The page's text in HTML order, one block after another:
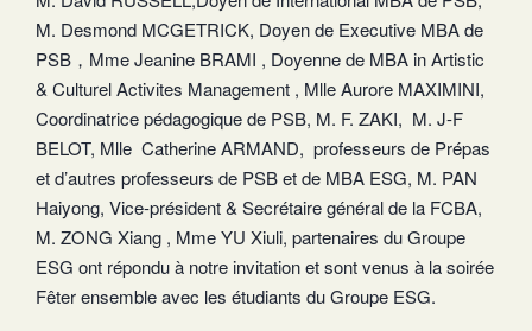
M. Desmond MCGETRICK, Doyen de Executive MBA de
PSB，Mme Jeanine BRAMI , Doyenne de MBA in Artistic
& Culturel Activites Management , Mlle Aurore MAXIMINI,
Coordinatrice pédagogique de PSB, M. F. ZAKI, M. J-F
BELOT, Mlle Catherine ARMAND, professeurs de Prépas
et d’autres professeurs de PSB et de MBA ESG, M. PAN
Haiyong, Vice-président & Secrétaire général de la FCBA,
M. ZONG Xiang , Mme YU Xiuli, partenaires du Groupe
ESG ont répondu à notre invitation et sont venus à la soirée
Fêter ensemble avec les étudiants du Groupe ESG.